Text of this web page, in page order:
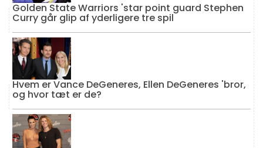
Golden State Warriors 'star point guard Stephen
Curry går glip af yderligere tre spil
Hvem er Vance DeGeneres, Ellen DeGeneres 'bror,
og hvor tæt er de?